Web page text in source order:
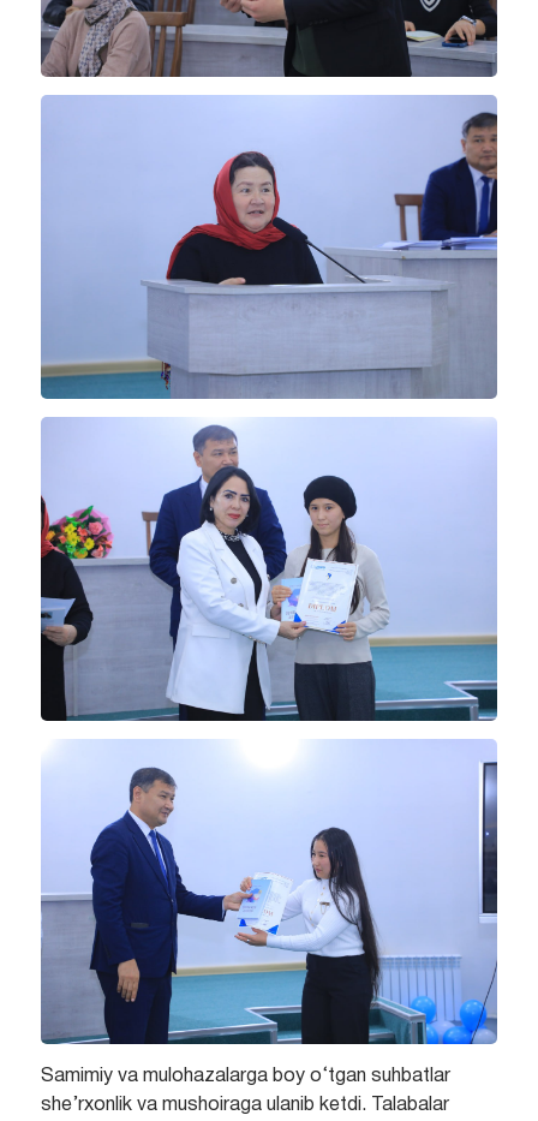
Samimiy va mulohazalarga boy o‘tgan suhbatlar
she’rxonlik va mushoiraga ulanib ketdi. Talabalar